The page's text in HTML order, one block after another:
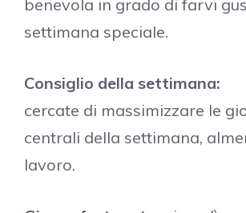
benevola in grado di farvi
settimana speciale.
Consiglio della settimana:
cercate di massimizzare le
centrali della settimana,
lavoro.